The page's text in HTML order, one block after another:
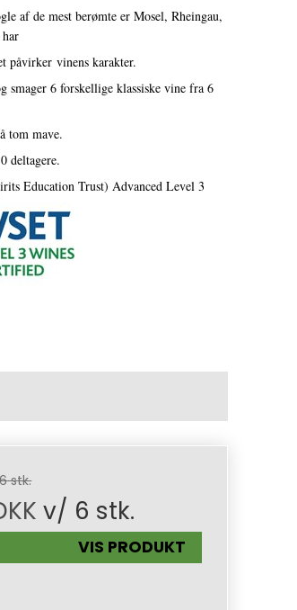
af de mest berømte er Mosel, Rheingau,
påvirker vinens karakter.
smager 6 forskellige klassiske vine fra 6
tom mave.
deltagere.
Education Trust) Advanced Level 3
stk.
v/ 6 stk.
VIS PRODUKT